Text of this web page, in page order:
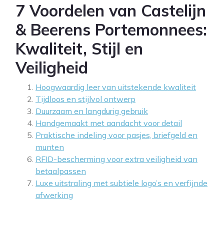
7 Voordelen van Castelijn
& Beerens Portemonnees:
Kwaliteit, Stijl en
Veiligheid
Hoogwaardig leer van uitstekende kwaliteit
Tijdloos en stijlvol ontwerp
Duurzaam en langdurig gebruik
Handgemaakt met aandacht voor detail
Praktische indeling voor pasjes, briefgeld en
munten
RFID-bescherming voor extra veiligheid van
betaalpassen
Luxe uitstraling met subtiele logo’s en verfijnde
afwerking